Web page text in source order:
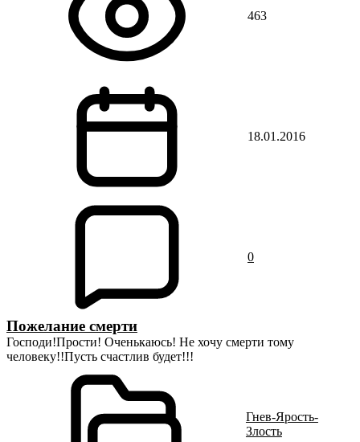
463
18.01.2016
0
Пожелание смерти
Господи!Прости! Оченькаюсь! Не хочу смерти тому
человеку!!Пусть счастлив будет!!!
Гнев-Ярость-
Злость